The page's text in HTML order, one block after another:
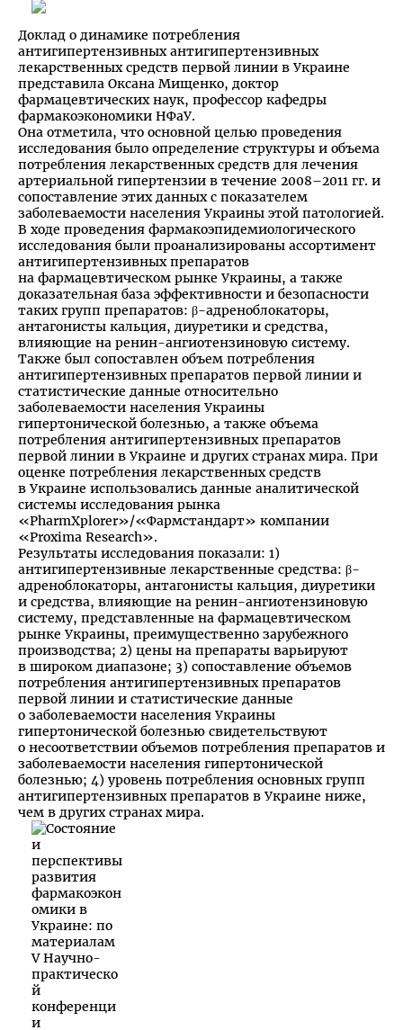
Доклад о динамике потребления
антигипертензивных антигипертензивных
лекарственных средств первой линии в Украине
представила Оксана Мищенко, доктор
фармацевтических наук, профессор кафедры
фармакоэкономики НФаУ.
Она отметила, что основной целью проведения
исследования было определение структуры и объема
потребления лекарственных средств для лечения
артериальной гипертензии в течение 2008–2011 гг. и
сопоставление этих данных с показателем
заболеваемости населения Украины этой патологией.
В ходе проведения фармакоэпидемиологического
исследования были проанализированы ассортимент
антигипертензивных препаратов
на фармацевтическом рынке Украины, а также
доказательная база эффективности и безопасности
таких групп препаратов: β-адреноблокаторы,
антагонисты кальция, диуретики и средства,
влияющие на ренин-ангиотензиновую систему.
Также был сопоставлен объем потребления
антигипертензивных препаратов первой линии и
статистические данные относительно
заболеваемости населения Украины
гипертонической болезнью, а также объема
потребления антигипертензивных препаратов
первой линии в Украине и других странах мира. При
оценке потребления лекарственных средств
в Украине использовались данные аналитической
системы исследования рынка
«PharmXplorer»/«Фармстандарт» компании
«Proxima Research».
Результаты исследования показали: 1)
антигипертензивные лекарственные средства: β-
адреноблокаторы, антагонисты кальция, диуретики
и средства, влияющие на ренин-ангиотензиновую
систему, представленные на фармацевтическом
рынке Украины, преимущественно зарубежного
производства; 2) цены на препараты варьируют
в широком диапазоне; 3) сопоставление объемов
потребления антигипертензивных препаратов
первой линии и статистические данные
о заболеваемости населения Украины
гипертонической болезнью свидетельствуют
о несоответствии объемов потребления препаратов и
заболеваемости населения гипертонической
болезнью; 4) уровень потребления основных групп
антигипертензивных препаратов в Украине ниже,
чем в других странах мира.